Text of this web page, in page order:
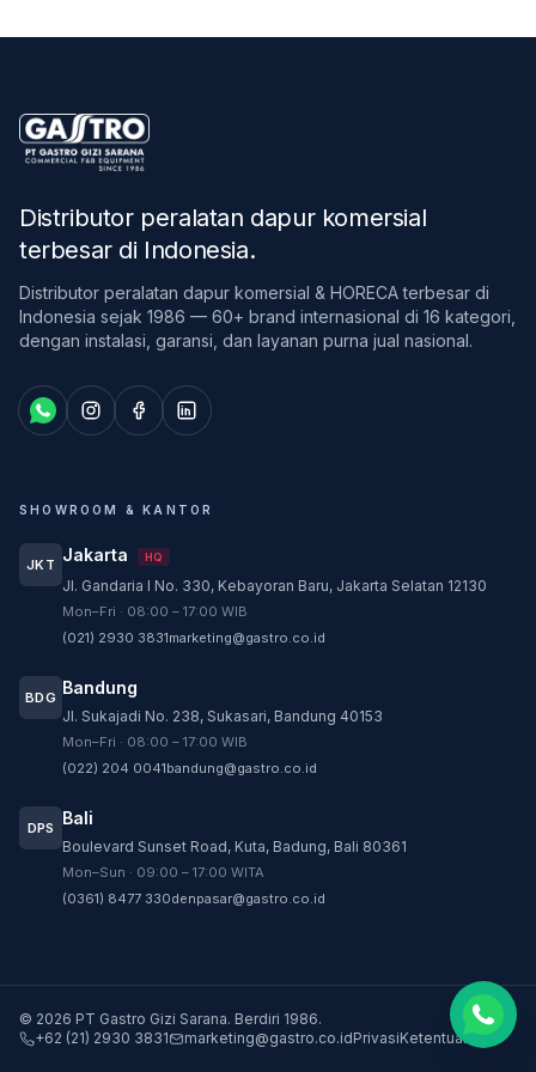
Distributor peralatan dapur komersial
terbesar di Indonesia.
Distributor peralatan dapur komersial & HORECA terbesar di
Indonesia sejak 1986 — 60+ brand internasional di 16 kategori,
dengan instalasi, garansi, dan layanan purna jual nasional.
SHOWROOM & KANTOR
JKT Jakarta HQ
Jl. Gandaria I No. 330, Kebayoran Baru, Jakarta Selatan 12130
Mon–Fri · 08:00 – 17:00 WIB
(021) 2930 3831marketing@gastro.co.id
BDG Bandung
Jl. Sukajadi No. 238, Sukasari, Bandung 40153
Mon–Fri · 08:00 – 17:00 WIB
(022) 204 0041bandung@gastro.co.id
DPS Bali
Boulevard Sunset Road, Kuta, Badung, Bali 80361
Mon–Sun · 09:00 – 17:00 WITA
(0361) 8477 330denpasar@gastro.co.id
© 2026 PT Gastro Gizi Sarana. Berdiri 1986.
+62 (21) 2930 3831
marketing@gastro.co.idPrivasiKetentuan
Customer Service
sesuai kebutuhan Anda.
Tim biasanya membalas dalam beberapa menit.
CS - Tanya Produk Gastro
CS - Sparepart Gastro
Konsultasi dan pembelian sparepart